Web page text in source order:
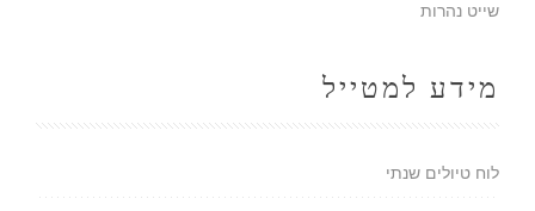
שייט נהרות
מידע למטייל
לוח טיולים שנתי